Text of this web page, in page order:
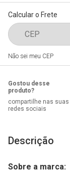
Calcular o Frete
Não sei meu CEP
Gostou desse
produto?
compartilhe nas suas
redes sociais
Descrição
Sobre a marca: